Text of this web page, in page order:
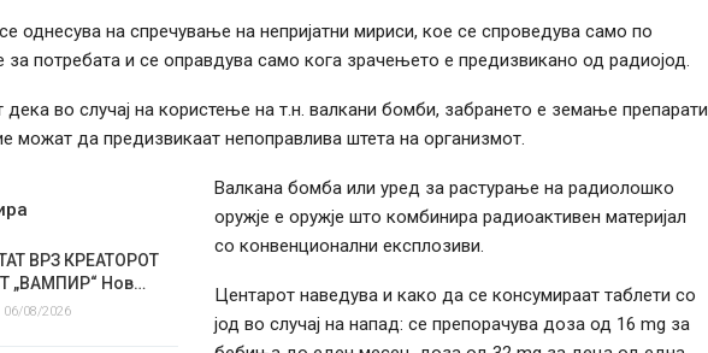
однесува на спречување на непријатни мириси, кое се спроведува само по
за потребата и се оправдува само кога зрачењето е предизвикано од радиојод.
во случај на користење на т.н. валкани бомби, забрането е земање препарати
можат да предизвикаат непоправлива штета на организмот.
ВРЗ КРЕАТОРОТ
„ВАМПИР“ Нов…
06/08/2026
Валкана бомба или уред за растурање на радиолошко
оружје е оружје што комбинира радиоактивен материјал
со конвенционални експлозиви.
Центарот наведува и како да се консумираат таблети со
јод во случај на напад: се препорачува доза од 16 mg за